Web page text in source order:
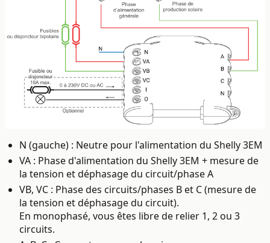
N (gauche) : Neutre pour l'alimentation du Shelly 3EM
VA : Phase d'alimentation du Shelly 3EM + mesure de
la tension et déphasage du circuit/phase A
VB, VC : Phase des circuits/phases B et C (mesure de
la tension et déphasage du circuit).
En monophasé, vous êtes libre de relier 1, 2 ou 3
circuits.